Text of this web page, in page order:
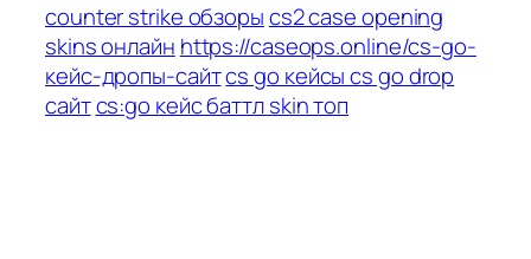
counter strike обзорыcs2 case opening
skins онлайн https://caseops.online/cs-go-
кейс-дропы-сайтcs go кейсы cs go drop
сайтcs:go кейс баттл skin топ